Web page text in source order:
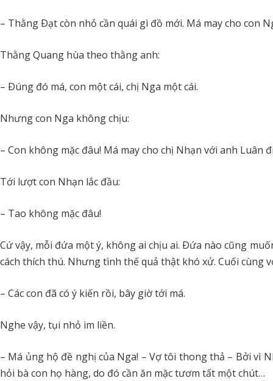
– Thằng Ðạt còn nhỏ cần quái gì đồ mới. Má may cho con
Thằng Quang hùa theo thằng anh:
– Ðúng đó má, con một cái, chị Nga một cái.
Nhưng con Nga không chịu:
– Con không mặc đâu! Má may cho chị Nhạn với anh Luân
Tới lượt con Nhạn lắc đầu:
– Tao không mặc đâu!
Cứ vậy, mỗi đứa một ý, không ai chịu ai. Ðứa nào cũng
cách thích thú. Nhưng tình thế quả thật khó xử. Cuối cùng
– Các con đã có ý kiến rồi, bây giờ tới má.
Nghe vậy, tụi nhỏ im liền.
– Má ủng hộ đề nghị của Nga! – Vợ tôi thong thả – Bởi vì
hỏi bà con họ hàng, do đó cần ăn mặc tươm tất một chút…